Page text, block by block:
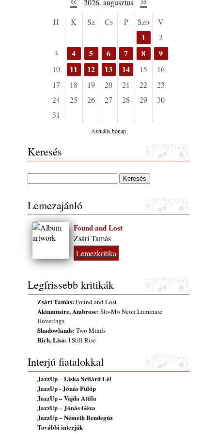
Lemezek a hatvanas-hetvenes évekből - 84.
rész: Irving Ashby – Memoirs
10 éve halt meg lapunk főszerkesztő-
helyettese, Csányi Attila
2026. augusztus 04.
45 éve történt… Jazz-rock albumok 1981-
2026. augusztus 03.
Jazz a Márványteremben – Mizar (2008.
Gondolataim - 2026 (XI. évfolyam - 8. rész)
2026. augusztus 02.
A 21. században meghalt magyar jazz
2026. augusztus 02.
Exkluzív interjú Bóna Lászlóval
2026. augusztus 01.
2026-os jazzfesztiválok, amelyekről én is
tudok… 18. rész: Zempléni Fesztivál
(Sátoraljaújhely – 2026. augusztus 13-23.)
Jazz-rock albumok 1986-ból - John Scofield
„Still Warm”
2026. augusztus 01.
Ma 40 éves Gyarmati Gábor és 54 éves
Florian Ross
2026. augusztus 01.
Vér, tornádó és jazz – megjelent a Daveform
Quintet és Kurt Rosenwinkel közös
lemezének új előfutára, a Sharknado
2026. július 31.
A Grencsoport Lewis Jordan-nel a
Meseházban
2026. július 31.
2026. augusztus
H K Sz Cs P Szo V
1
2
3
4 5 6 7 8 9
10 11 12 13 14 15
16
17
18 19 20 21 22
23
24
25 26 27 28 29
30
31
Aktuális hónap
Keresés
Lemezajánló
Found and Lost
Zsári Tamás
Lemezkritika
Legfrissebb kritikák
Zsári Tamás:Found and Lost
Akinmusire, Ambrose:Slo-Mo Neon Luminate
Hoverings
Shadowlands:Two Minds
Rich, Lisa:I Still Rise
Interjú fiatalokkal
JazzUp – Liska Szilárd Lél
JazzUp - Jónás Fülöp
JazzUp – Vajda Attila
JazzUp – Jónás Géza
JazzUp – Németh Bendegúz
További interjúk